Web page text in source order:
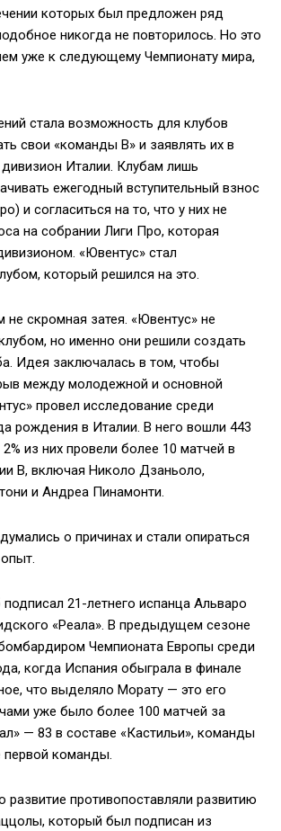
которых был предложен ряд
никогда не повторилось. Но это
уже к следующему Чемпионату мира,
стала возможность для клубов
свои «команды В» и заявлять их в
Италии. Клубам лишь
ежегодный вступительный взнос
и согласиться на то, что у них не
на собрании Лиги Про, которая
«Ювентус» стал
который решился на это.
скромная затея. «Ювентус» не
но именно они решили создать
Идея заключалась в том, чтобы
между молодежной и основной
провел исследование среди
рождения в Италии. В него вошли 443
из них провели более 10 матчей в
В, включая Николо Дзаньоло,
и Андреа Пинамонти.
о причинах и стали опираться
подписал 21-летнего испанца Альваро
«Реала». В предыдущем сезоне
Чемпионата Европы среди
когда Испания обыграла в финале
что выделяло Морату — это его
уже было более 100 матчей за
— 83 в составе «Кастильи», команды
первой команды.
развитие противопоставляли развитию
который был подписан из